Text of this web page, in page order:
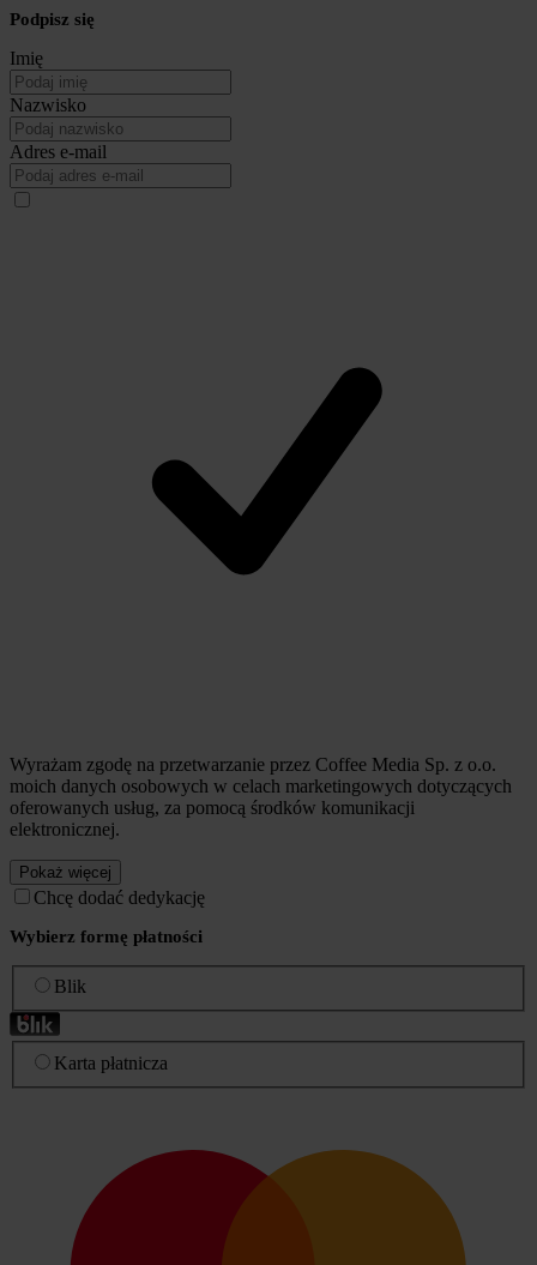
Podpisz się
Imię
Nazwisko
Adres e-mail
Wyrażam zgodę na przetwarzanie przez Coffee Media Sp. z o.o.
moich danych osobowych w celach marketingowych dotyczących
oferowanych usług, za pomocą środków komunikacji
elektronicznej.
Pokaż więcej
Chcę dodać dedykację
Wybierz formę płatności
Blik
Karta płatnicza